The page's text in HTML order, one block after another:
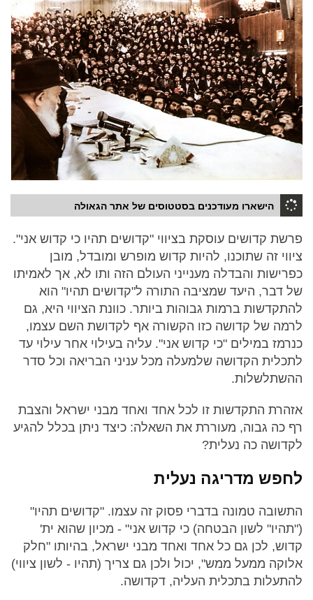
הישארו מעודכנים בסטטוסים של אתר הגאולה
פרשת קדושים עוסקת בציווי "קדושים תהיו כי קדוש אני".
ציווי זה שתוכנו, להיות קדוש מופרש ומובדל, מובן
כפרישות והבדלה מענייני העולם הזה ותו לא, אך לאמיתו
של דבר, היעד שמציבה התורה ל"קדושים תהיו" הוא
להתקדשות ברמות גבוהות ביותר. כוונת הציווי היא, גם
לרמה של קדושה כזו הקשורה אף לקדושת השם עצמו,
כנרמז במילים "כי קדוש אני". עליה בעילוי אחר עילוי עד
לתכלית הקדושה שלמעלה מכל עניני הבריאה וכל סדר
ההשתלשלות.
אזהרת התקדשות זו לכל אחד ואחד מבני ישראל והצבת
רף כה גבוה, מעוררת את השאלה: כיצד ניתן בכלל להגיע
לקדושה כה נעלית?
לחפש מדריגה נעלית
התשובה טמונה בדברי פסוק זה עצמו. "קדושים תהיו"
("תהיו" לשון הבטחה) כי קדוש אני" - מכיון שהוא ית'
קדוש, לכן גם כל אחד ואחד מבני ישראל, בהיותו "חלק
אלוקה ממעל ממש", יכול ולכן גם צריך (תהיו - לשון ציווי)
להתעלות בתכלית העליה, דקדושה.